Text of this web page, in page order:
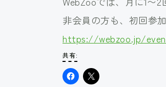
非会員の方も、初回参
https://webzoo.jp/
共有: